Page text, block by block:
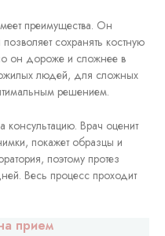
преимущества. Он
сохранять костную
он дороже и сложнее в
людей, для сложных
решением.
консультацию. Врач оценит
покажет образцы и
поэтому протез
Весь процесс проходит
прием